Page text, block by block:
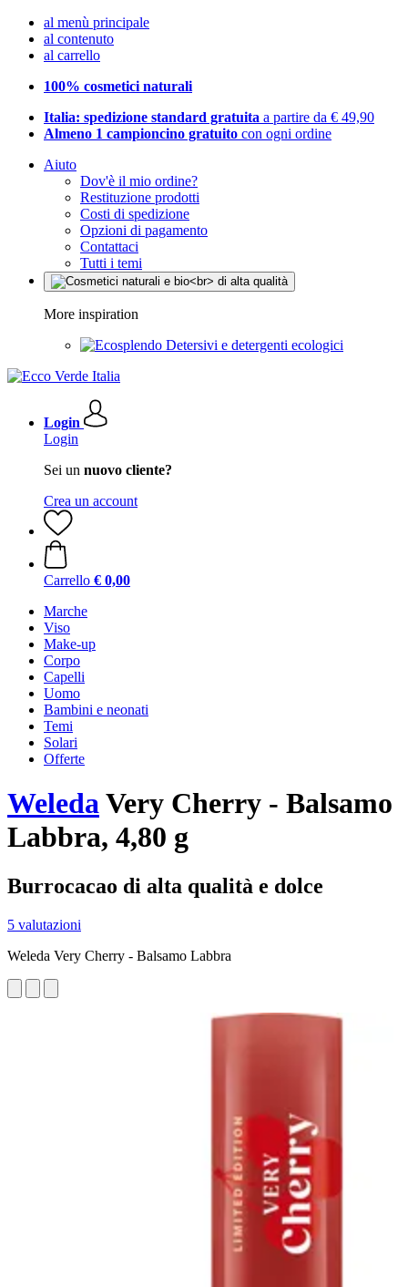
al menù principale
al contenuto
al carrello
100% cosmetici naturali
Italia: spedizione standard gratuita a partire da € 49,90
Almeno 1 campioncino gratuito con ogni ordine
Aiuto
Dov'è il mio ordine?
Restituzione prodotti
Costi di spedizione
Opzioni di pagamento
Contattaci
Tutti i temi
More inspiration
Detersivi e detergenti ecologici
Login
Login
Sei un nuovo cliente?
Crea un account
Carrello € 0,00
Marche
Viso
Make-up
Corpo
Capelli
Uomo
Bambini e neonati
Temi
Solari
Offerte
WeledaVery Cherry - Balsamo
Labbra, 4,80 g
Burrocacao di alta qualità e dolce
5 valutazioni
Weleda Very Cherry - Balsamo Labbra